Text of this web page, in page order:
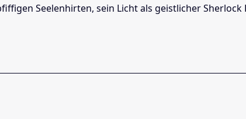
Seelenhirten, sein Licht als geistlicher